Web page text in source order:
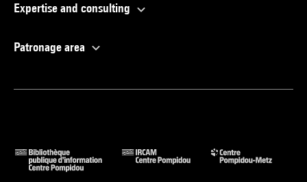
Expertise and consulting
Patronage area